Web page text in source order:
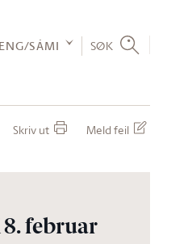
SÁMI SØK
Skriv ut Meld feil
februar